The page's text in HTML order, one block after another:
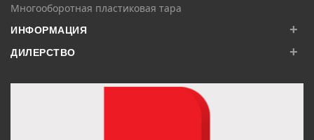
Многооборотная пластиковая тара
ИНФОРМАЦИЯ +
ДИЛЕРСТВО +